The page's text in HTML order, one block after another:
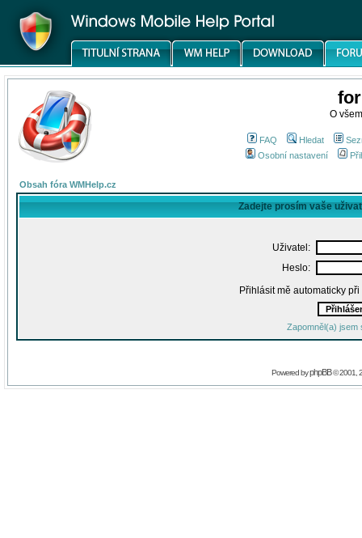
O
FAQ Hledat
Osobní nastavení
Obsah fóra WMHelp.cz
Zadejte prosím vaše
Uživatel:
Heslo:
Přihlásit mě automaticky
Zapomněl(a) jsem
Powered byphpBB© 2001,